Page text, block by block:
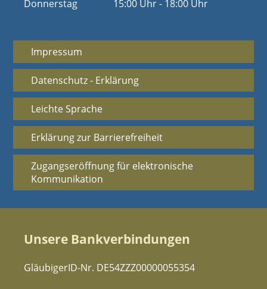
Donnerstag
15:00 Uhr - 18:00 Uhr
Impressum
Datenschutz - Erklärung
Leichte Sprache
Erklärung zur Barrierefreiheit
Zugangseröffnung für elektronische
Kommunikation
Unsere Bankverbindungen
GläubigerID-Nr. DE54ZZZ00000055354